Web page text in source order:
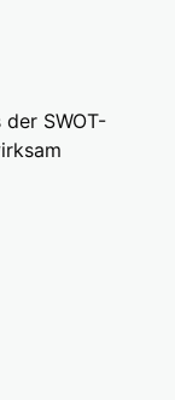
SWOT-